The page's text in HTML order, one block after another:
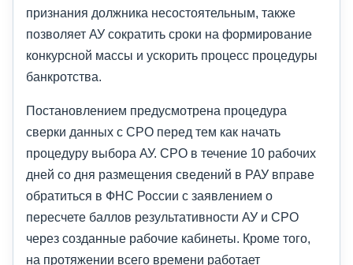
признания должника несостоятельным, также
позволяет АУ сократить сроки на формирование
конкурсной массы и ускорить процесс процедуры
банкротства.
Постановлением предусмотрена процедура
сверки данных с СРО перед тем как начать
процедуру выбора АУ. СРО в течение 10 рабочих
дней со дня размещения сведений в РАУ вправе
обратиться в ФНС России с заявлением о
пересчете баллов результативности АУ и СРО
через созданные рабочие кабинеты. Кроме того,
на протяжении всего времени работает